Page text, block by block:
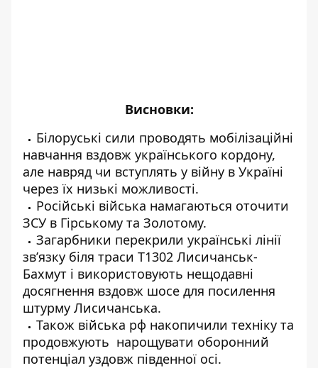
Висновки:
Білоруські сили проводять мобілізаційні
навчання вздовж українського кордону,
але навряд чи вступлять у війну в Україні
через їх низькі можливості.
Російські війська намагаються оточити
ЗСУ в Гірському та Золотому.
Загарбники перекрили українські лінії
зв’язку біля траси Т1302 Лисичанськ-
Бахмут і використовують нещодавні
досягнення вздовж шосе для посилення
штурму Лисичанська.
Також війська рф накопичили техніку та
продовжують нарощувати оборонний
потенціал уздовж південної осі.